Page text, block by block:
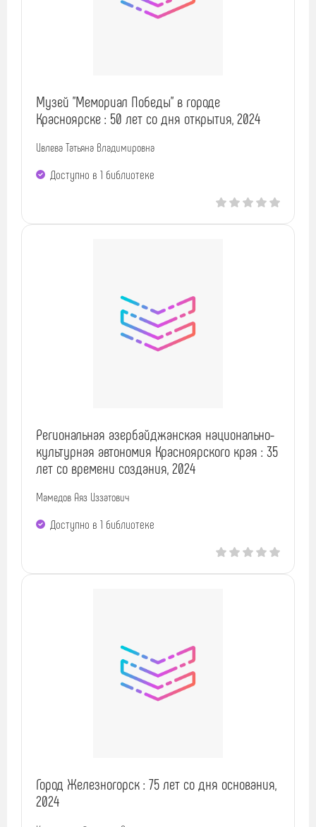
Музей "Мемориал Победы" в городе
Красноярске : 50 лет со дня открытия, 2024
Ивлева Татьяна Владимировна
Доступно в 1 библиотекe
Региональная азербайджанская национально-
культурная автономия Красноярского края : 35
лет со времени создания, 2024
Мамедов Аяз Иззатович
Доступно в 1 библиотекe
Город Железногорск : 75 лет со дня основания,
2024